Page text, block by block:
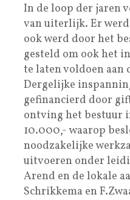
In de loop der jaren
van uiterlijk. Er werd
ook werd door het
gesteld om ook het
te laten voldoen aan
Dergelijke
gefinancierd door
ontving het bestuur
10.000,- waarop
noodzakelijke
uitvoeren onder
Arend en de lokale
Schrikkema en